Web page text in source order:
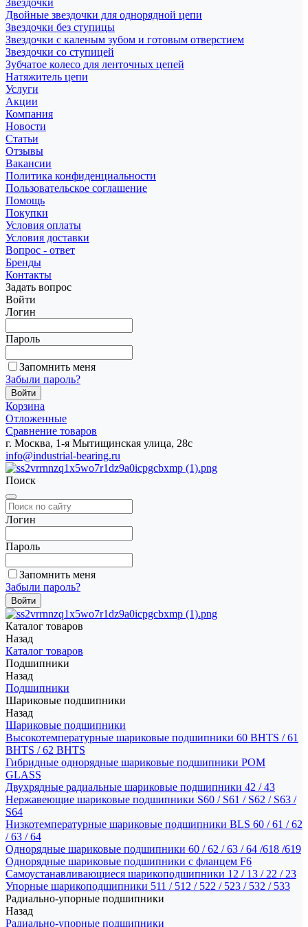
Звёздочки
Двойные звездочки для однорядной цепи
Звездочки без ступицы
Звездочки с каленым зубом и готовым отверстием
Звездочки со ступицей
Зубчатое колесо для ленточных цепей
Натяжитель цепи
Услуги
Акции
Компания
Новости
Статьи
Отзывы
Вакансии
Политика конфиденциальности
Пользовательское соглашение
Помощь
Покупки
Условия оплаты
Условия доставки
Вопрос - ответ
Бренды
Контакты
Задать вопрос
Войти
Логин
Пароль
Запомнить меня
Забыли пароль?
Корзина
Отложенные
Сравнение товаров
г. Москва, 1-я Мытищинская улица, 28с
info@industrial-bearing.ru
Поиск
Логин
Пароль
Запомнить меня
Забыли пароль?
Каталог товаров
Назад
Каталог товаров
Подшипники
Назад
Подшипники
Шариковые подшипники
Назад
Шариковые подшипники
Высокотемпературные шариковые подшипники 60 BHTS / 61
BHTS / 62 BHTS
Гибридные однорядные шариковые подшипники POM
GLASS
Двухрядные радиальные шариковые подшипники 42 / 43
Нержавеющие шариковые подшипники S60 / S61 / S62 / S63 /
S64
Низкотемпературные шариковые подшипники BLS 60 / 61 / 62
/ 63 / 64
Однорядные шариковые подшипники 60 / 62 / 63 / 64 /618 /619
Однорядные шариковые подшипники с фланцем F6
Самоустанавливающиеся шарикоподшипники 12 / 13 / 22 / 23
Упорные шарикоподшипники 511 / 512 / 522 / 523 / 532 / 533
Радиально-упорные подшипники
Назад
Радиально-упорные подшипники